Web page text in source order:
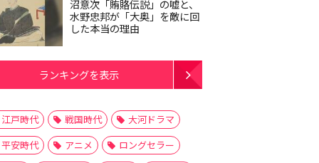
沼意次「賄賂伝説」の嘘と、
水野忠邦が「大奥」を敵に回
した本当の理由
ランキングを表示
江戸時代 戦国時代
大河ドラマ
平安時代
アニメ
ロングセラー